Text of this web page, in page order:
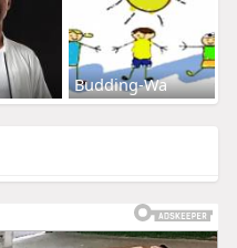
Budding-Wa